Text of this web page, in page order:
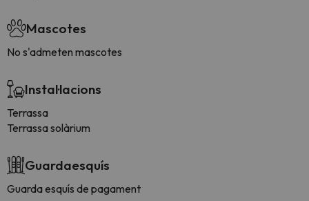
Mascotes
No s'admeten mascotes
Instal·lacions
Terrassa
Terrassa solàrium
Guardaesquís
Guarda esquís de pagament